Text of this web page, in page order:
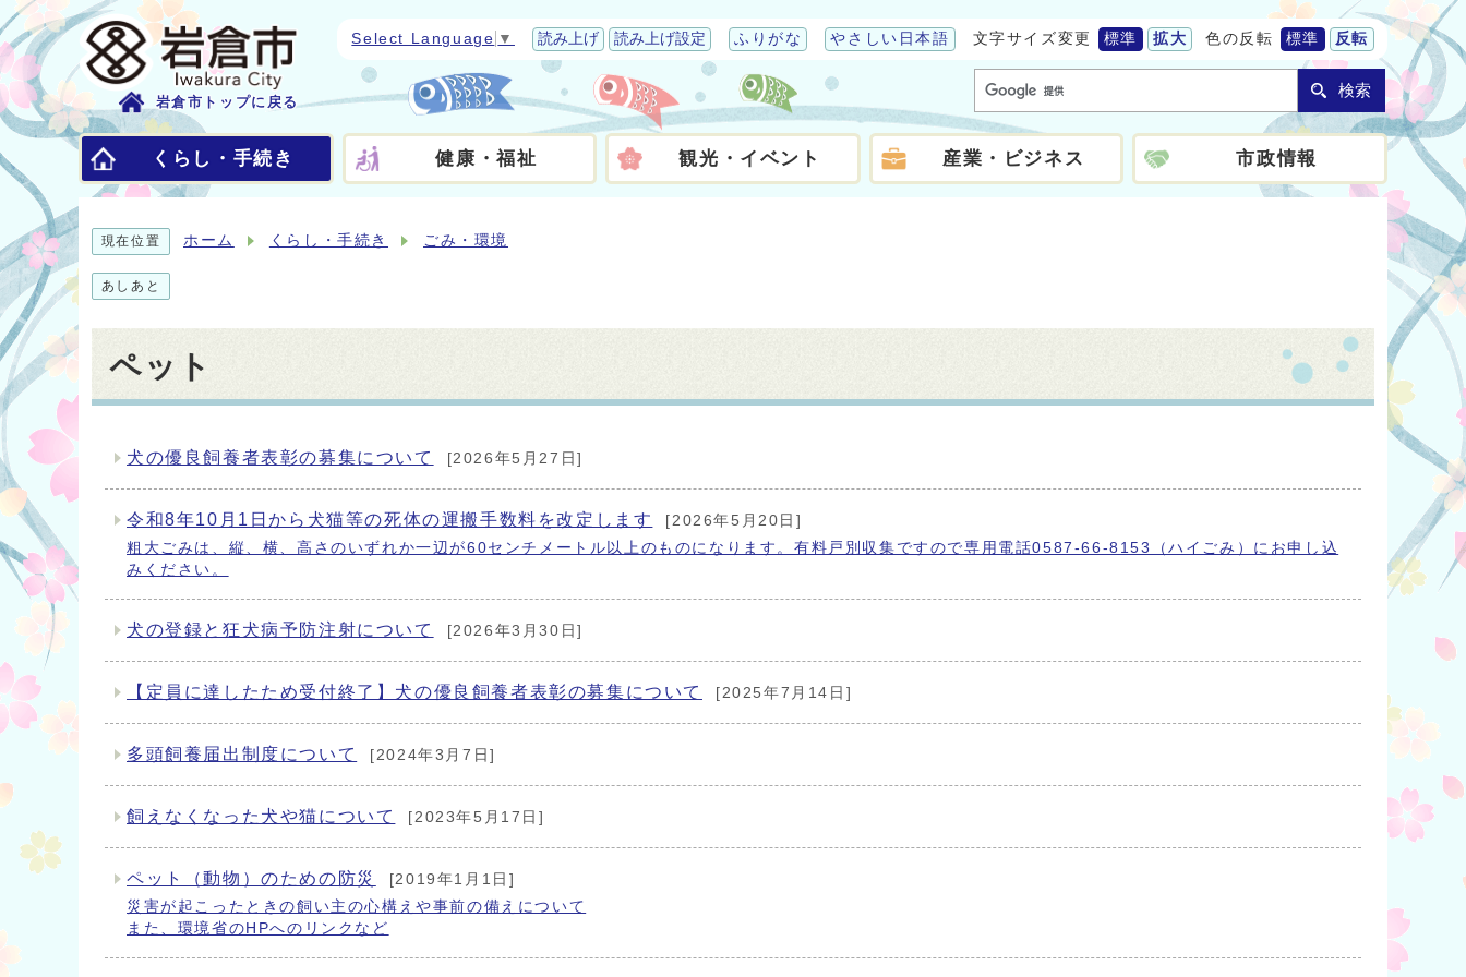
岩倉市トップに戻る
Select Language ▼ 読み上げ 読み上げ設定 ふりがな やさしい日本語 文字サイズ変更 標準 拡大 色の反転 標準 反転
検索
くらし・手続き 健康・福祉 観光・イベント 産業・ビジネス 市政情報
現在位置 ホーム くらし・手続き ごみ・環境
あしあと
ペット
メインメニュー
犬の優良飼養者表彰の募集について [2026年5月27日]
令和8年10月1日から犬猫等の死体の運搬手数料を改定します
[2026年5月20日]
粗大ごみは、縦、横、高さのいずれか一辺が60センチメートル以上のものになります。有料戸別収集ですので専用電話0587-66-8153（ハイごみ）にお申し込
みください。
犬の登録と狂犬病予防注射について [2026年3月30日]
【定員に達したため受付終了】犬の優良飼養者表彰の募集について [2025年7月14日]
多頭飼養届出制度について [2024年3月7日]
飼えなくなった犬や猫について [2023年5月17日]
ペット（動物）のための防災
[2019年1月1日]
災害が起こったときの飼い主の心構えや事前の備えについて
また、環境省のHPへのリンクなど